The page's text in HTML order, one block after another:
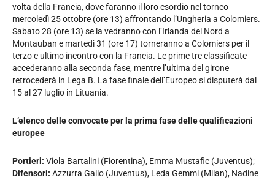
volta della Francia, dove faranno il loro esordio nel torneo
mercoledì 25 ottobre (ore 13) affrontando l’Ungheria a Colomiers.
Sabato 28 (ore 13) se la vedranno con l’Irlanda del Nord a
Montauban e martedì 31 (ore 17) torneranno a Colomiers per il
terzo e ultimo incontro con la Francia. Le prime tre classificate
accederanno alla seconda fase, mentre l’ultima del girone
retrocederà in Lega B. La fase finale dell’Europeo si disputerà dal
15 al 27 luglio in Lituania.
L’elenco delle convocate per la prima fase delle qualificazioni
europee
Portieri: Viola Bartalini (Fiorentina), Emma Mustafic (Juventus);
Difensori: Azzurra Gallo (Juventus), Leda Gemmi (Milan), Nadine